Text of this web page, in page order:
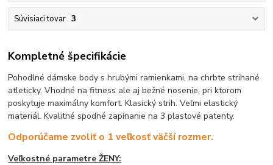
Súvisiaci tovar 3
Kompletné špecifikácie
Pohodlné dámske body s hrubými ramienkami, na chrbte strihané
atleticky. Vhodné na fitness ale aj bežné nosenie, pri ktorom
poskytuje maximálny komfort. Klasický strih. Veľmi elastický
materiál. Kvalitné spodné zapínanie na 3 plastové patenty.
Odporúčame zvoliť o 1 veľkosť väčší rozmer.
Veľkostné parametre ŽENY: